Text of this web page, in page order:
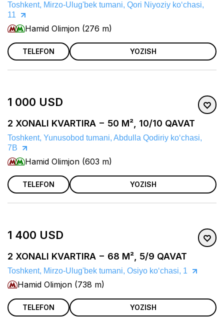
Toshkent, Mirzo-Ulug'bek tumani, Qori Niyoziy koʻchasi,
11
Hamid Olimjon (276 m)
TELEFON YOZISH
1 000 USD
2 XONALI KVARTIRA − 50 M², 10/10 QAVAT
Toshkent, Yunusobod tumani, Abdulla Qodiriy koʻchasi,
7B
Hamid Olimjon (603 m)
TELEFON YOZISH
1 400 USD
2 XONALI KVARTIRA − 68 M², 5/9 QAVAT
Toshkent, Mirzo-Ulug'bek tumani, Osiyo koʻchasi, 1
Hamid Olimjon (738 m)
TELEFON YOZISH